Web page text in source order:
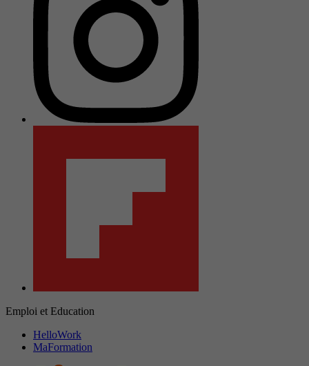
Emploi et Education
HelloWork
MaFormation